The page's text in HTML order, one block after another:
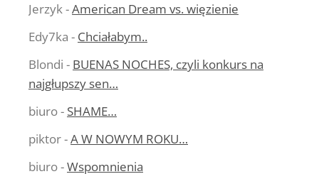
Jerzyk-American Dream vs. więzienie
Edy7ka - Chciałabym..
Blondi - BUENAS NOCHES, czyli konkurs na
najgłupszy sen…
biuro- SHAME…
piktor-A W NOWYM ROKU…
biuro-Wspomnienia